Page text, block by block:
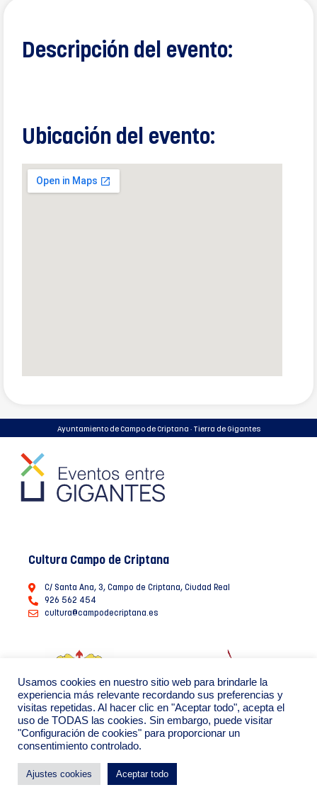
Descripción del evento:
Ubicación del evento:
Ayuntamiento de Campo de Criptana · Tierra de Gigantes
Cultura Campo de Criptana
C/ Santa Ana, 3, Campo de Criptana, Ciudad Real
926 562 454
cultura@campodecriptana.es
Ayuntamiento de Campo de Criptana 2022
Política de Privacidad de datos Política de Cookies
Usamos cookies en nuestro sitio web para brindarle la
experiencia más relevante recordando sus preferencias y
visitas repetidas. Al hacer clic en "Aceptar todo", acepta el
uso de TODAS las cookies. Sin embargo, puede visitar
"Configuración de cookies" para proporcionar un
consentimiento controlado.
Ajustes cookies Aceptar todo